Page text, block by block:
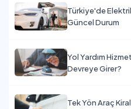
Türkiye'de
Güncel Durum
Yol Yardım
Devreye Girer?
Tek Yön Araç